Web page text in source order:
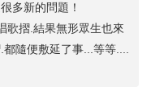
多新的問題！
歌摺.結果無形眾生也來
隨便敷延了事...等等....